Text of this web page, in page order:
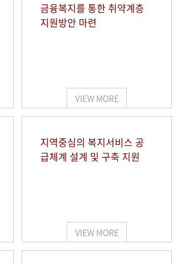
금융복지를 통한 취약계층
지원방안 마련
VIEW MORE
지역중심의 복지서비스 공
급체계 설계 및 구축 지원
VIEW MORE